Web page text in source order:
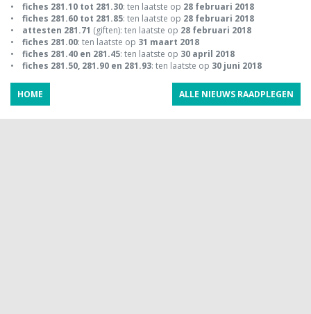
• fiches 281.10 tot 281.30: ten laatste op 28 februari 2018
• fiches 281.60 tot 281.85: ten laatste op 28 februari 2018
• attesten 281.71 (giften): ten laatste op 28 februari 2018
• fiches 281.00: ten laatste op 31 maart 2018
• fiches 281.40 en 281.45: ten laatste op 30 april 2018
• fiches 281.50, 281.90 en 281.93: ten laatste op 30 juni 2018
HOME ALLE NIEUWS RAADPLEGEN